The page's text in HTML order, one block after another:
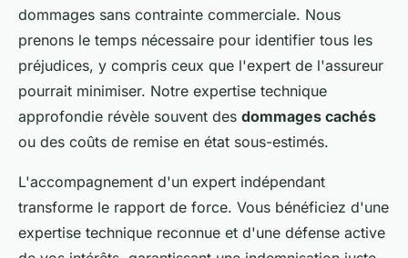
dommages sans contrainte commerciale. Nous
prenons le temps nécessaire pour identifier tous les
préjudices, y compris ceux que l'expert de l'assureur
pourrait minimiser. Notre expertise technique
approfondie révèle souvent des dommages cachés
ou des coûts de remise en état sous-estimés.
L'accompagnement d'un expert indépendant
transforme le rapport de force. Vous bénéficiez d'une
expertise technique reconnue et d'une défense active